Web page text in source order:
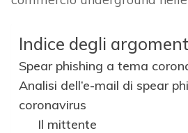
Indice degli
Spear phishing a tema
Analisi dell’e-mail di spear
coronavirus
Il mittente